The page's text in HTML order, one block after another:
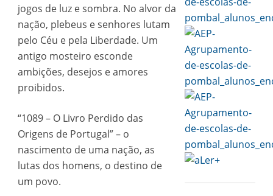
jogos de luz e sombra. No alvor da
nação, plebeus e senhores lutam
pelo Céu e pela Liberdade. Um
antigo mosteiro esconde
ambições, desejos e amores
proibidos.
“1089 – O Livro Perdido das
Origens de Portugal” – o
nascimento de uma nação, as
lutas dos homens, o destino de
um povo.